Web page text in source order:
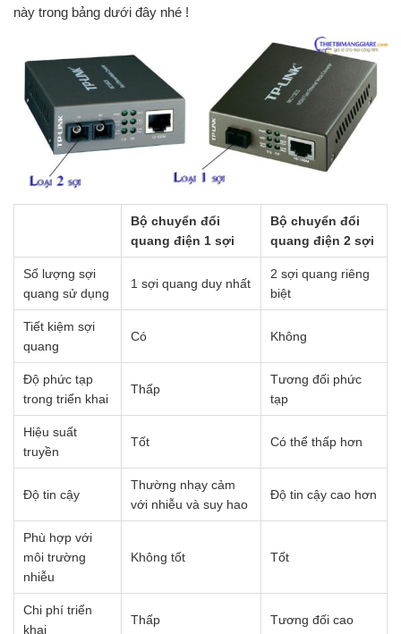
này trong bảng dưới đây nhé !
Bộ chuyển đổi
quang điện 1 sợi
Bộ chuyển đổi
quang điện 2 sợi
Số lượng sợi
quang sử dụng
1 sợi quang duy nhất
2 sợi quang riêng
biệt
Tiết kiệm sợi
quang
Có Không
Độ phức tạp
trong triển khai
Thấp
Tương đối phức
tạp
Hiệu suất
truyền
Tốt Có thể thấp hơn
Độ tin cậy
Thường nhạy cảm
với nhiễu và suy hao
Độ tin cậy cao hơn
Phù hợp với
môi trường
nhiễu
Không tốt Tốt
Chi phí triển
khai
Thấp Tương đối cao